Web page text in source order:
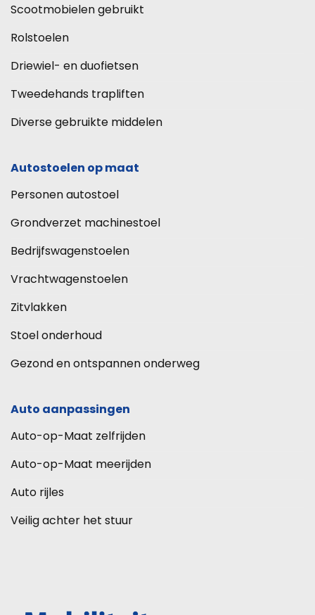
Scootmobielen gebruikt
Rolstoelen
Driewiel- en duofietsen
Tweedehands trapliften
Diverse gebruikte middelen
Autostoelen op maat
Personen autostoel
Grondverzet machinestoel
Bedrijfswagenstoelen
Vrachtwagenstoelen
Zitvlakken
Stoel onderhoud
Gezond en ontspannen onderweg
Auto aanpassingen
Auto-op-Maat zelfrijden
Auto-op-Maat meerijden
Auto rijles
Veilig achter het stuur